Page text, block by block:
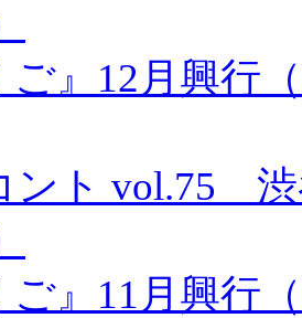
ご』12月興行
ント vol.75
ご』11月興行